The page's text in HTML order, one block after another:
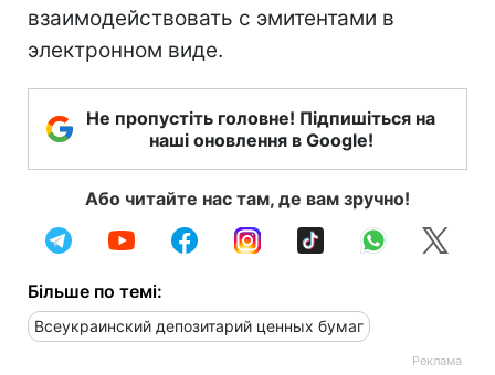
взаимодействовать с эмитентами в
электронном виде.
Не пропустіть головне! Підпишіться на
наші оновлення в Google!
Або читайте нас там, де вам зручно!
Більше по темі:
Всеукраинский депозитарий ценных бумаг